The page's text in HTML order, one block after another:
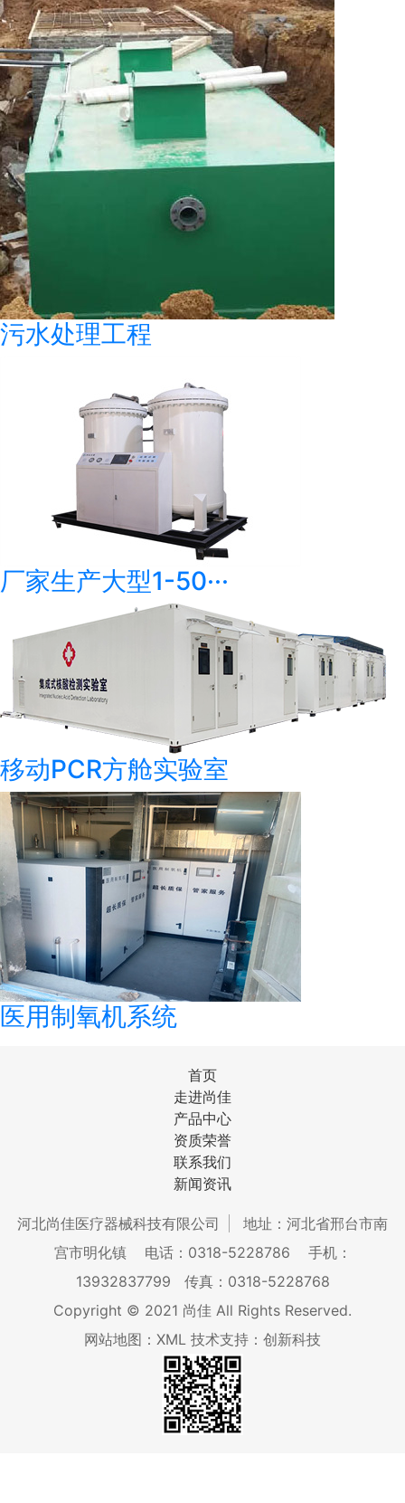
污水处理工程
厂家生产大型1-50···
移动PCR方舱实验室
医用制氧机系统
首页
走进尚佳
产品中心
资质荣誉
联系我们
新闻资讯
河北尚佳医疗器械科技有限公司
地址：河北省邢台市南
宫市明化镇
电话：0318-5228786
手机：
13932837799
传真：0318-5228768
Copyright © 2021 尚佳 All Rights Reserved.
网站地图：XML 技术支持：创新科技